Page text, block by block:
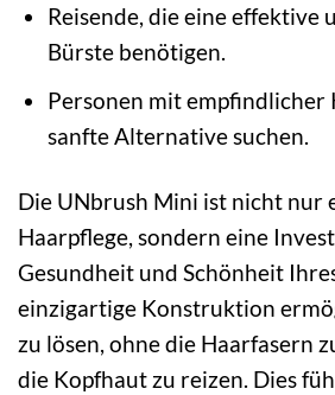
Reisende, die eine effektive
Bürste benötigen.
Personen mit empfindlicher
sanfte Alternative suchen.
Die UNbrush Mini ist nicht nur
Haarpflege, sondern eine
Gesundheit und Schönheit
einzigartige Konstruktion
zu lösen, ohne die Haarfasern
die Kopfhaut zu reizen. Dies